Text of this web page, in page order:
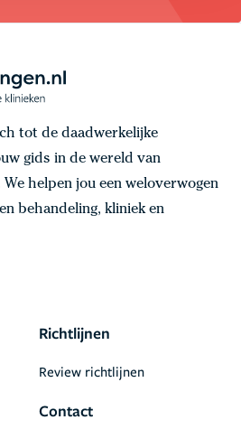
tot de daadwerkelijke
gids in de wereld van
helpen jou een weloverwogen
behandeling, kliniek en
Richtlijnen
Review richtlijnen
Contact